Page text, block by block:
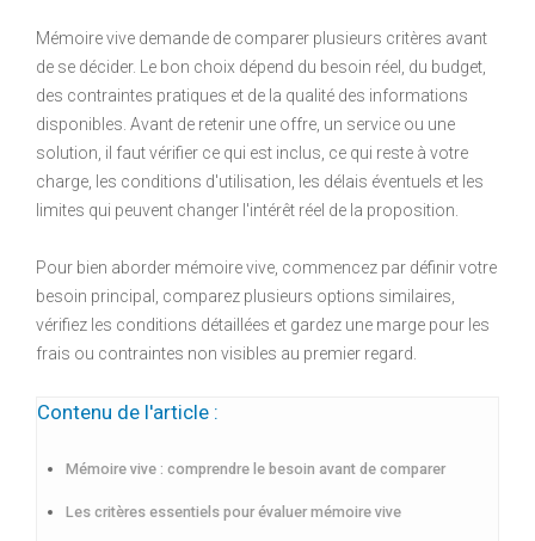
Mémoire vive demande de comparer plusieurs critères avant
de se décider. Le bon choix dépend du besoin réel, du budget,
des contraintes pratiques et de la qualité des informations
disponibles. Avant de retenir une offre, un service ou une
solution, il faut vérifier ce qui est inclus, ce qui reste à votre
charge, les conditions d'utilisation, les délais éventuels et les
limites qui peuvent changer l'intérêt réel de la proposition.
Pour bien aborder mémoire vive, commencez par définir votre
besoin principal, comparez plusieurs options similaires,
vérifiez les conditions détaillées et gardez une marge pour les
frais ou contraintes non visibles au premier regard.
Contenu de l'article :
Mémoire vive : comprendre le besoin avant de comparer
Les critères essentiels pour évaluer mémoire vive